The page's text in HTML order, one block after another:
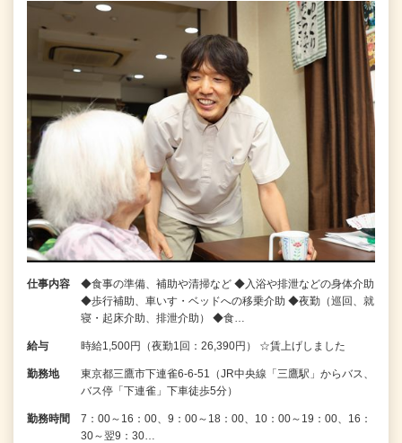
仕事内容
◆食事の準備、補助や清掃など ◆入浴や排泄などの身体介助
◆歩行補助、車いす・ベッドへの移乗介助 ◆夜勤（巡回、就
寝・起床介助、排泄介助） ◆食…
給与 時給1,500円（夜勤1回：26,390円） ☆賃上げしました
勤務地
東京都三鷹市下連雀6‐6‐51（JR中央線「三鷹駅」からバス、
バス停「下連雀」下車徒歩5分）
勤務時間
7：00～16：00、9：00～18：00、10：00～19：00、16：
30～翌9：30…